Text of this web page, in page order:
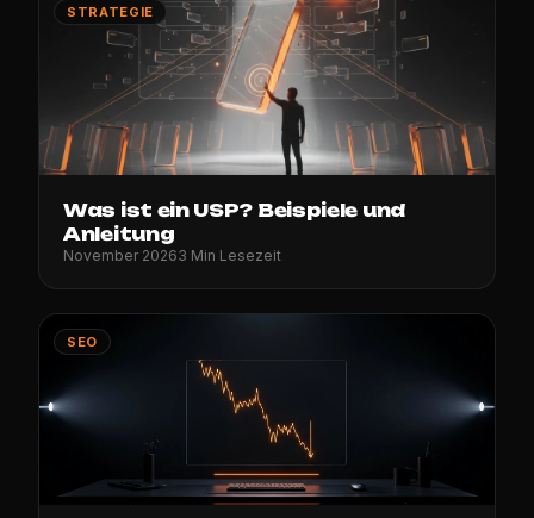
STRATEGIE
Was ist ein USP? Beispiele und
Anleitung
November 20263 Min Lesezeit
SEO